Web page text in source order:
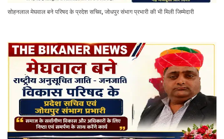
सोहनलाल मेघवाल बने परिषद के प्रदेश सचिव, जोधपुर संभाग प्रभारी की भी मिली जिम्मेदारी